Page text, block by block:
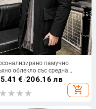
памучно
облекло със средна
за мъже, зимно връхно
и топло, удебелено
мъжко яке
€/206.16 лв
add_shopping_cart